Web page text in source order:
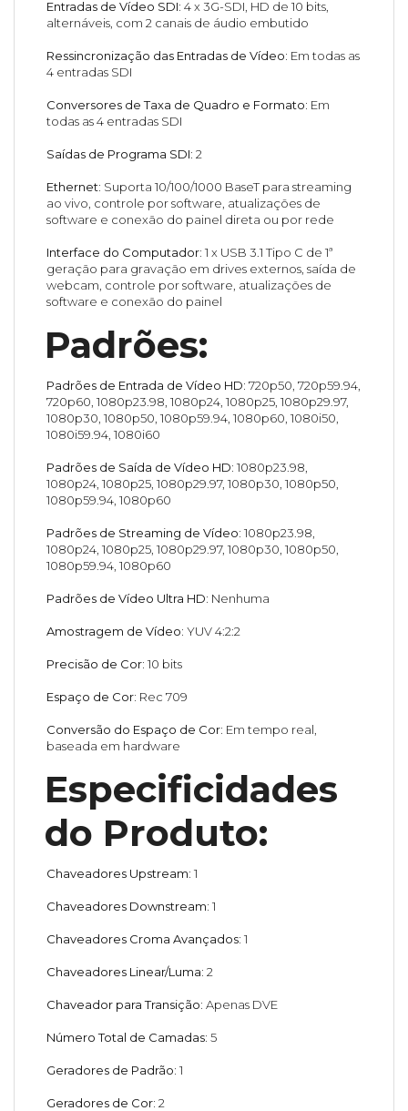
Entradas de Vídeo SDI: 4 x 3G-SDI, HD de 10 bits,
alternáveis, com 2 canais de áudio embutido
Ressincronização das Entradas de Vídeo: Em todas as
4 entradas SDI
Conversores de Taxa de Quadro e Formato: Em
todas as 4 entradas SDI
Saídas de Programa SDI: 2
Ethernet: Suporta 10/100/1000 BaseT para streaming
ao vivo, controle por software, atualizações de
software e conexão do painel direta ou por rede
Interface do Computador: 1 x USB 3.1 Tipo C de 1ª
geração para gravação em drives externos, saída de
webcam, controle por software, atualizações de
software e conexão do painel
Padrões:
Padrões de Entrada de Vídeo HD: 720p50, 720p59.94,
720p60, 1080p23.98, 1080p24, 1080p25, 1080p29.97,
1080p30, 1080p50, 1080p59.94, 1080p60, 1080i50,
1080i59.94, 1080i60
Padrões de Saída de Vídeo HD: 1080p23.98,
1080p24, 1080p25, 1080p29.97, 1080p30, 1080p50,
1080p59.94, 1080p60
Padrões de Streaming de Vídeo: 1080p23.98,
1080p24, 1080p25, 1080p29.97, 1080p30, 1080p50,
1080p59.94, 1080p60
Padrões de Vídeo Ultra HD: Nenhuma
Amostragem de Vídeo: YUV 4:2:2
Precisão de Cor: 10 bits
Espaço de Cor: Rec 709
Conversão do Espaço de Cor: Em tempo real,
baseada em hardware
Especificidades
do Produto:
Chaveadores Upstream: 1
Chaveadores Downstream: 1
Chaveadores Croma Avançados: 1
Chaveadores Linear/Luma: 2
Chaveador para Transição: Apenas DVE
Número Total de Camadas: 5
Geradores de Padrão: 1
Geradores de Cor: 2